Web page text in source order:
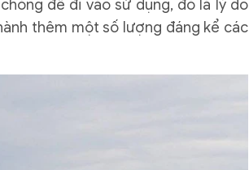
để đi vào sử dụng, đó là lý do
thêm một số lượng đáng kể các